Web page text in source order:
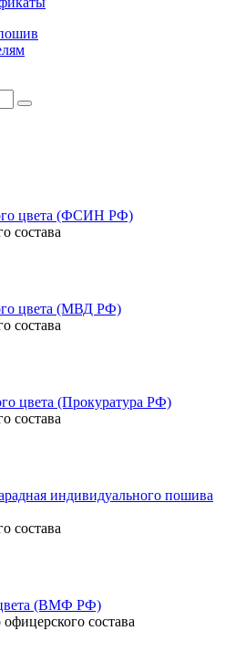
цвета (ФСИН РФ)
состава
цвета (МВД РФ)
состава
цвета (Прокуратура РФ)
состава
индивидуального пошива
состава
цвета (ВМФ РФ)
состава